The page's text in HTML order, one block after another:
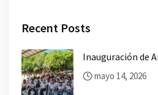
Recent Posts
Inauguración de
mayo 14, 2026